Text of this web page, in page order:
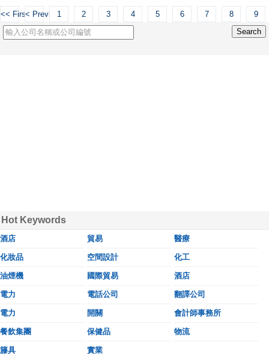
<< First< Previous1 2 3 4 5 6 7 8 9
Hot Keywords
酒店 貿易 醫療
化妝品 空間設計 化工
油煙機 國際貿易 酒店
電力 電話公司 翻譯公司
電力 開關 會計師事務所
餐飲集團 保健品 物流
籐具 實業